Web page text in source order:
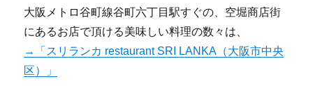
大阪メトロ谷町線谷町六丁目駅すぐの、空堀商店街
にあるお店で頂ける美味しい料理の数々は、
→「スリランカ restaurant SRI LANKA（大阪市中央
区）」